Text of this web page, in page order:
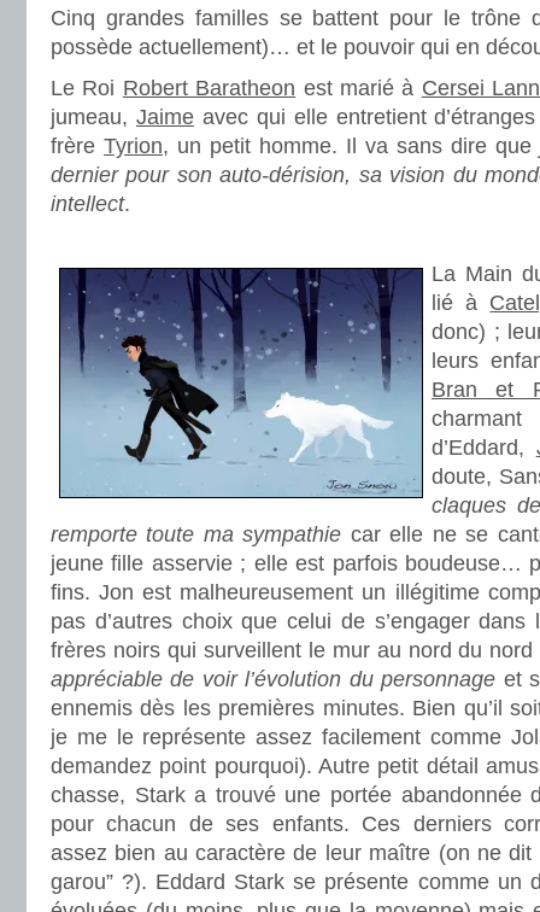
Cinq grandes familles se battent pour le trône
possède actuellement)… et le pouvoir qui en
Le Roi Robert Baratheon est marié à Cersei
jumeau, Jaimeavec qui elle entretient
frère Tyrion, un petit homme. Il va sans dire que
dernier pour son auto-dérision, sa vision du
intellect.
La Main
lié à
donc) ;
leurs
Bran et
d’Eddard,
doute,
claques
remporte toute ma sympathie car elle ne se
jeune fille asservie ; elle est parfois boudeuse…
fins. Jon est malheureusement un illégitime
pas d’autres choix que celui de s’engager
frères noirs qui surveillent le mur au nord du nord
appréciable de voir l’évolution du personnage et
ennemis dès les premières minutes. Bien qu’il
je me le représente assez facilement comme
demandez point pourquoi). Autre petit détail
chasse, Stark a trouvé une portée abandonnée
pour chacun de ses enfants. Ces derniers
assez bien au caractère de leur maître (on ne dit
garou” ?). Eddard Stark se présente comme un